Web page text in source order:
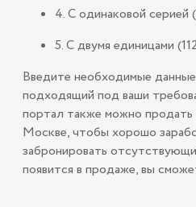
4. С одинаковой
5. С двумя единицами
Введите необходимые
подходящий под ваши
портал также можно продать
Москве, чтобы хорошо
забронировать
появится в продаже, вы